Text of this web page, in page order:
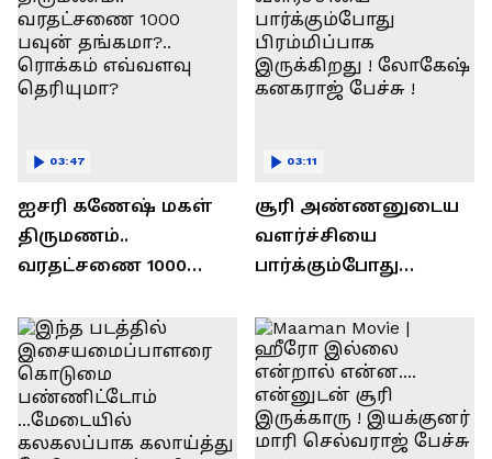
ஐசரி கணேஷ் மகள்
திருமணம்..
வரதட்சணை 1000
ரொக்கம் எவ்வளவு
தெரியுமா?
03:47
சூரி அண்ணனுடைய
வளர்ச்சியை
பார்க்கும்போது
இருக்கிறது !
லோகேஷ் கனகராஜ்
பேச்சு !
03:11